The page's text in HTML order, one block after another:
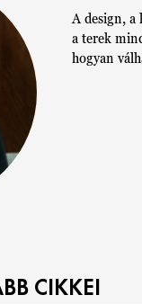
A design, a
a terek
hogyan
CIKKEI